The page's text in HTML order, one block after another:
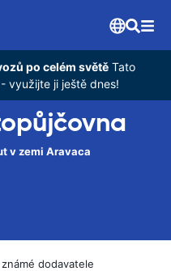
po celém světě Tato
využijte ji ještě dnes!
v zemi Aravaca
dodavatele